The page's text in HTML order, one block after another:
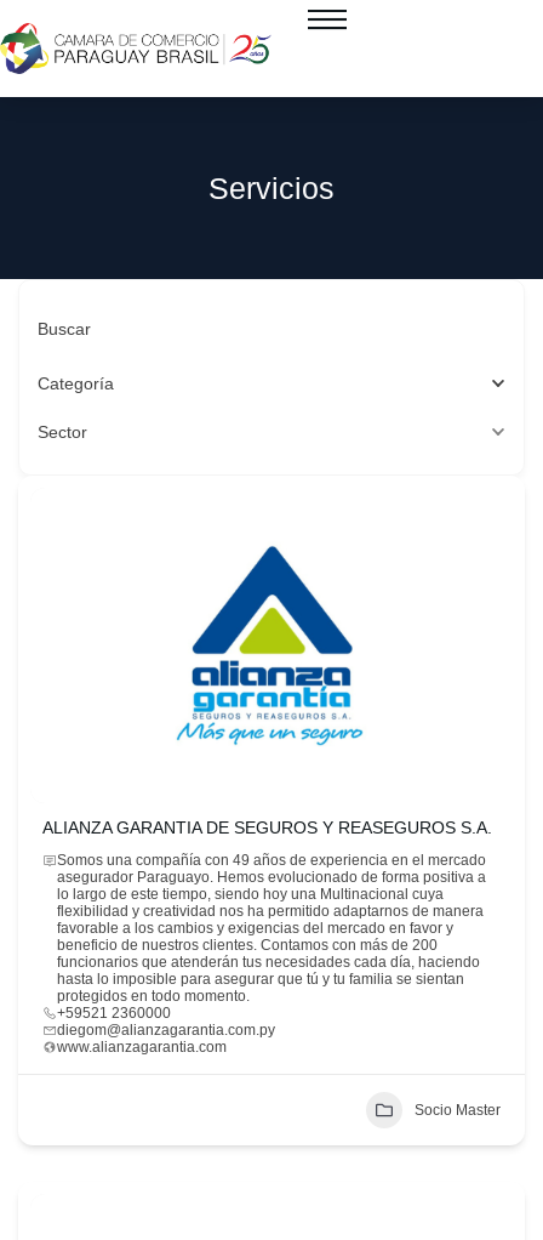
Servicios
Buscar
Categoría
Sector
ALIANZA GARANTIA DE SEGUROS Y REASEGUROS S.A.
Somos una compañía con 49 años de experiencia en el mercado
asegurador Paraguayo. Hemos evolucionado de forma positiva a
lo largo de este tiempo, siendo hoy una Multinacional cuya
flexibilidad y creatividad nos ha permitido adaptarnos de manera
favorable a los cambios y exigencias del mercado en favor y
beneficio de nuestros clientes. Contamos con más de 200
funcionarios que atenderán tus necesidades cada día, haciendo
hasta lo imposible para asegurar que tú y tu familia se sientan
protegidos en todo momento.
+59521 2360000
diegom@alianzagarantia.com.py
www.alianzagarantia.com
Socio Master